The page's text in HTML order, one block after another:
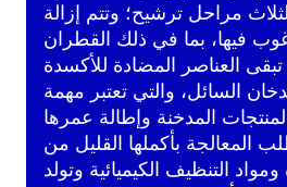
مراحل ترشيح؛ وتتم إزالة
فيها، بما في ذلك القطران
العناصر المضادة للأكسدة
السائل، والتي تعتبر مهمة
المدخنة وإطالة عمرها
المعالجة بأكملها القليل من
ومواد التنظيف الكيميائية وتولد